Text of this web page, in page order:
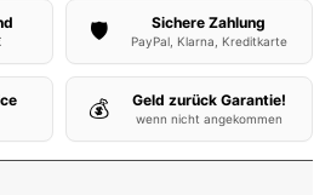
🛡️ Sichere Zahlung
PayPal, Klarna, Kreditkarte
💰 Geld zurück Garantie!
wenn nicht angekommen